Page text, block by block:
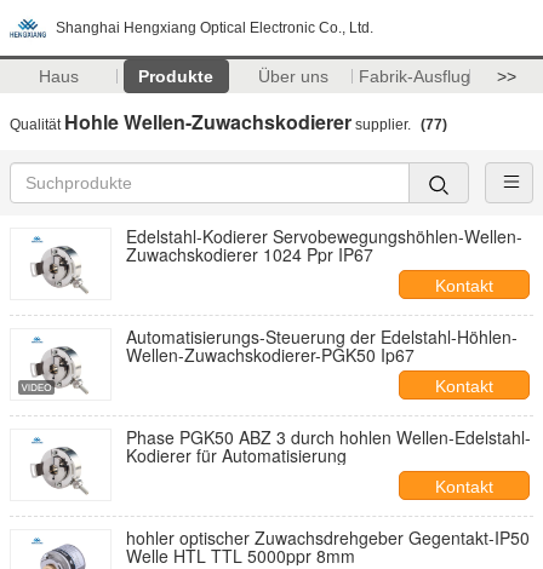
Shanghai Hengxiang Optical Electronic Co., Ltd.
Haus Produkte Über uns Fabrik-Ausflug >>
Qualität Hohle Wellen-Zuwachskodierer supplier. (77)
Edelstahl-Kodierer Servobewegungshöhlen-Wellen-
Zuwachskodierer 1024 Ppr IP67
Kontakt
Automatisierungs-Steuerung der Edelstahl-Höhlen-
Wellen-Zuwachskodierer-PGK50 Ip67
Kontakt
Phase PGK50 ABZ 3 durch hohlen Wellen-Edelstahl-
Kodierer für Automatisierung
Kontakt
hohler optischer Zuwachsdrehgeber Gegentakt-IP50
Welle HTL TTL 5000ppr 8mm